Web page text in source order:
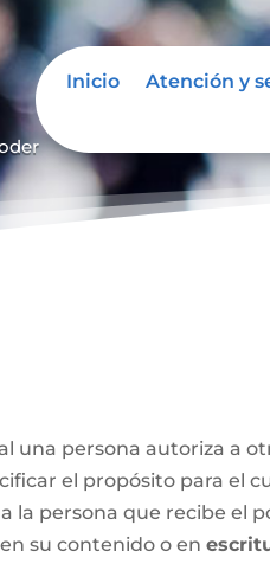
Inicio Atención y
una persona autoriza a
el propósito para el
la persona que recibe el
en su contenido o en